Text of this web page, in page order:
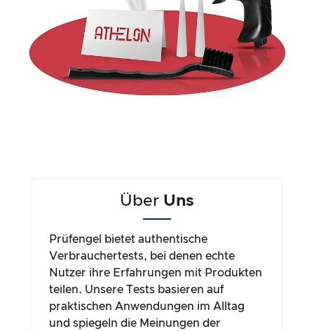
Über Uns
Prüfengel bietet authentische
Verbrauchertests, bei denen echte
Nutzer ihre Erfahrungen mit Produkten
teilen. Unsere Tests basieren auf
praktischen Anwendungen im Alltag
und spiegeln die Meinungen der